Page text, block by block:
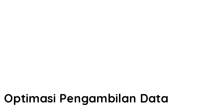
Optimasi Pengambilan Data